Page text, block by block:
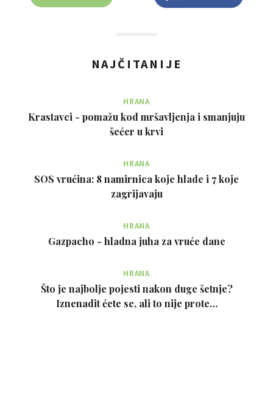
NAJČITANIJE
HRANA
Krastavci - pomažu kod mršavljenja i smanjuju
šećer u krvi
HRANA
SOS vrućina: 8 namirnica koje hlade i 7 koje
zagrijavaju
HRANA
Gazpacho - hladna juha za vruće dane
HRANA
Što je najbolje pojesti nakon duge šetnje?
Iznenadit ćete se, ali to nije prote…